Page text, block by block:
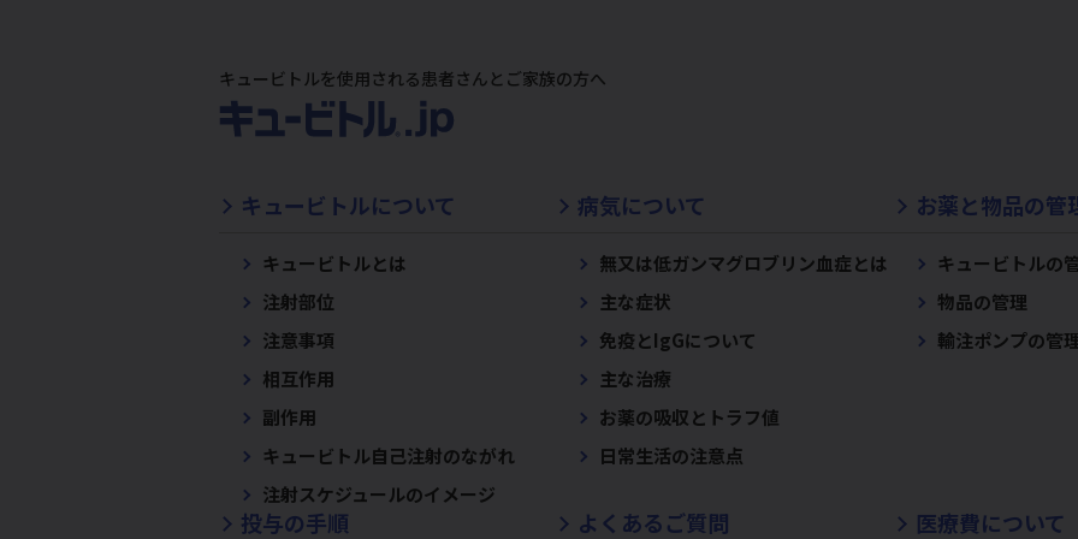
キュービトルを使用される患者さんとご家族の方へ
キュービトルについて
キュービトルとは
注射部位
注意事項
相互作用
副作用
キュービトル自己注射のながれ
注射スケジュールのイメージ
病気について
無又は低ガンマグロブリン血症とは
主な症状
免疫とIgGについて
主な治療
お薬の吸収とトラフ値
日常生活の注意点
お薬と物品の管
キュービトルの
物品の管理
輸注ポンプの管
投与の手順 よくあるご質問 医療費について